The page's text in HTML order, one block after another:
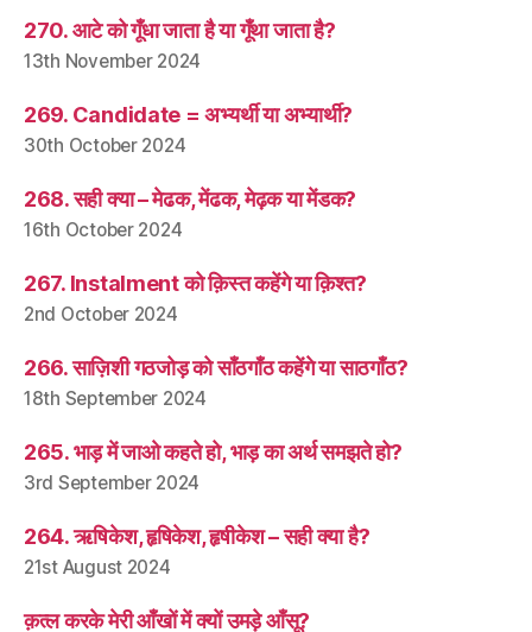
270. आटे को गूँधा जाता है या गूँथा जाता है?
13th November 2024
269. Candidate = अभ्यर्थी या अभ्यार्थी?
30th October 2024
268. सही क्या – मेढक, मेंढक, मेढ़क या मेंडक?
16th October 2024
267. Instalment को क़िस्त कहेंगे या क़िश्त?
2nd October 2024
266. साज़िशी गठजोड़ को साँठगाँठ कहेंगे या साठगाँठ?
18th September 2024
265. भाड़ में जाओ कहते हो, भाड़ का अर्थ समझते हो?
3rd September 2024
264. ऋषिकेश, हृषिकेश, हृषीकेश – सही क्या है?
21st August 2024
क़त्ल करके मेरी आँखों में क्यों उमड़े आँसू?